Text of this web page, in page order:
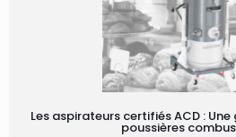
Les aspirateurs certifiés ACD :
poussières